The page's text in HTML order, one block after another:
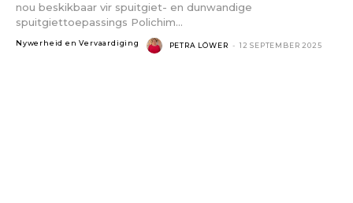
nou beskikbaar vir spuitgiet- en dunwandige
spuitgiettoepassings Polichim...
Nywerheid en Vervaardiging PETRA LÖWER - 12 SEPTEMBER 2025